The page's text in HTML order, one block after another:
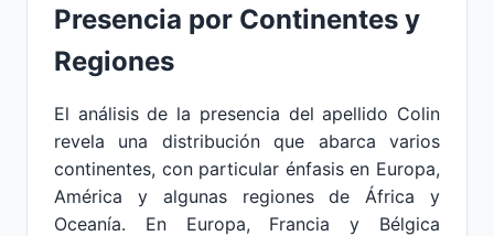
Presencia por Continentes y
Regiones
El análisis de la presencia del apellido Colin
revela una distribución que abarca varios
continentes, con particular énfasis en Europa,
América y algunas regiones de África y
Oceanía. En Europa, Francia y Bélgica